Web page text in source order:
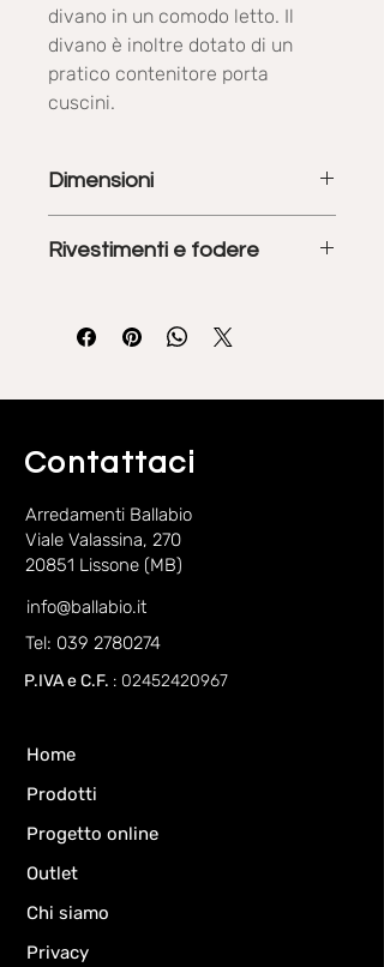
divano in un comodo letto. Il
divano è inoltre dotato di un
pratico contenitore porta
cuscini.
Dimensioni
cm
Rivestimenti e fodere
rivestimenti in tessuto o in pelle.
Contattaci
Arredamenti Ballabio
Viale Valassina, 270
20851 Lissone (MB)
info@ballabio.it
Tel: 039 2780274
P.IVA e C.F. : 02452420967
Home
Prodotti
Progetto online
Outlet
Chi siamo
Privacy